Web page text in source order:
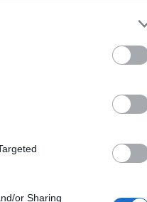
or Sharing